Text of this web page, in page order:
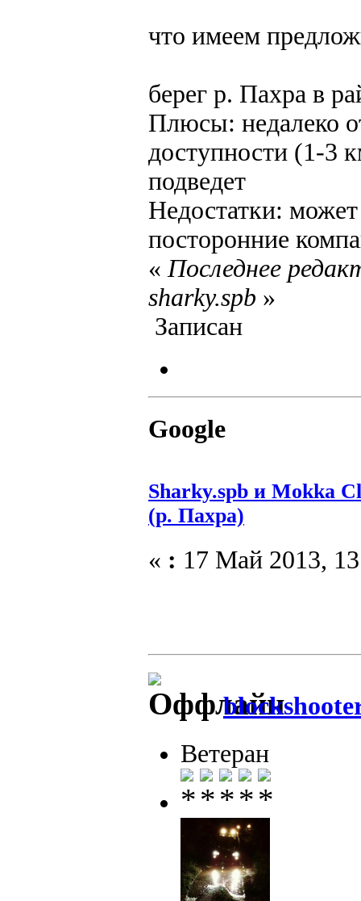
что имеем
берег р. Пахра в
Плюсы: недалеко
доступности (1-3
подведет
Недостатки:
посторонние
«Последнее
sharky.spb »
Записан
Google
Sharky.spb и Mokka
(р. Пахра)
« : 17 Май 2013,
Ветеран